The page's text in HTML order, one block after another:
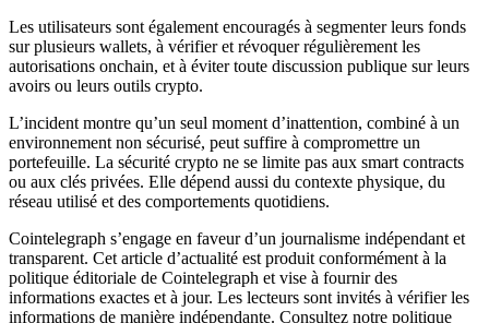
Les utilisateurs sont également encouragés à segmenter leurs fonds
sur plusieurs wallets, à vérifier et révoquer régulièrement les
autorisations onchain, et à éviter toute discussion publique sur leurs
avoirs ou leurs outils crypto.
L’incident montre qu’un seul moment d’inattention, combiné à un
environnement non sécurisé, peut suffire à compromettre un
portefeuille. La sécurité crypto ne se limite pas aux smart contracts
ou aux clés privées. Elle dépend aussi du contexte physique, du
réseau utilisé et des comportements quotidiens.
Cointelegraph s’engage en faveur d’un journalisme indépendant et
transparent. Cet article d’actualité est produit conformément à la
politique éditoriale de Cointelegraph et vise à fournir des
informations exactes et à jour. Les lecteurs sont invités à vérifier les
informations de manière indépendante. Consultez notre politique